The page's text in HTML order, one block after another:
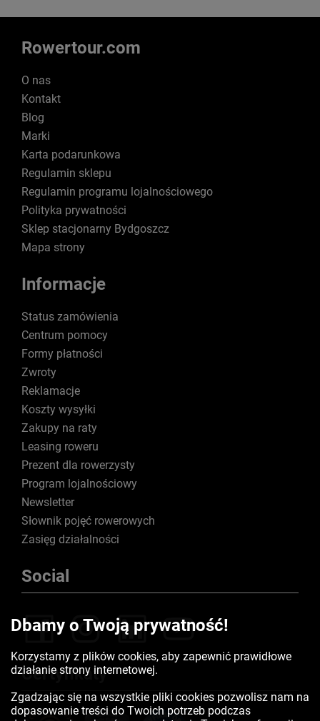
Rowertour.com
O nas
Kontakt
Blog
Marki
Karta podarunkowa
Regulamin sklepu
Regulamin programu lojalnościowego
Polityka prywatności
Sklep stacjonarny Bydgoszcz
Mapa strony
Informacje
Status zamówienia
Centrum pomocy
Formy płatności
Zwroty
Reklamacje
Koszty wysyłki
Zakupy na raty
Leasing roweru
Prezent dla rowerzysty
Program lojalnościowy
Newsletter
Słownik pojęć rowerowych
Zasięg działalności
Social
Certyfikaty
Dbamy o Twoją prywatność!
Korzystamy z plików cookies, aby zapewnić prawidłowe
działanie strony internetowej.
Zgadzając się na wszystkie pliki cookies pozwolisz nam na
dopasowanie treści do Twoich potrzeb podczas